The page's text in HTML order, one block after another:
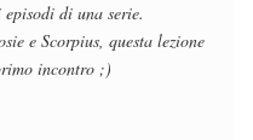
di una serie.
e Scorpius, questa lezione
incontro ;)